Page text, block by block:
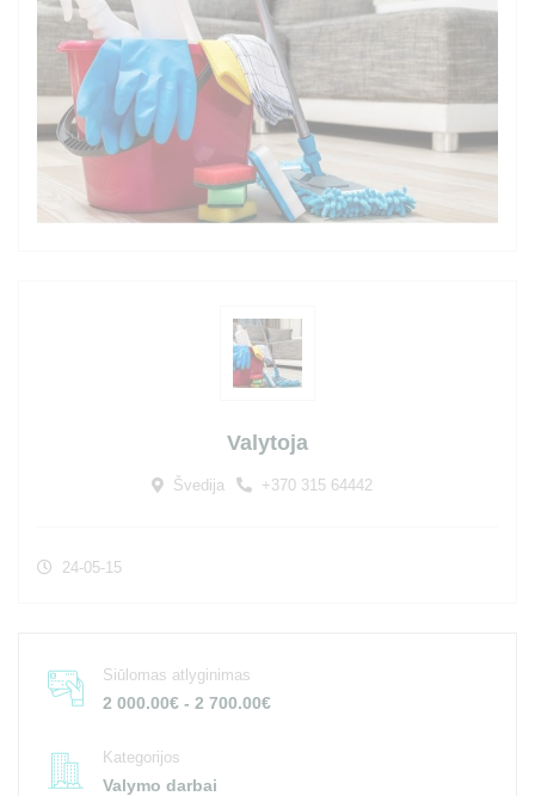
Valytoja
Švedija +370 315 64442
24-05-15
Siūlomas atlyginimas
2 000.00€ - 2 700.00€
Kategorijos
Valymo darbai